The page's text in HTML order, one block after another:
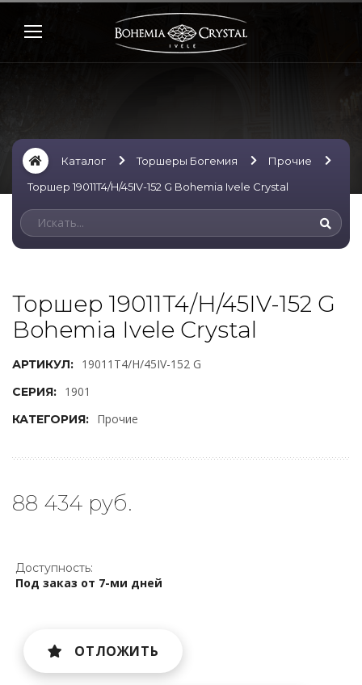
Каталог Торшеры Богемия
Прочие
Торшер 19011T4/H/45IV-152 G Bohemia Ivele Crystal
Торшер 19011T4/H/45IV-152 G
Bohemia Ivele Crystal
АРТИКУЛ: 19011T4/H/45IV-152 G
СЕРИЯ: 1901
КАТЕГОРИЯ: Прочие
88 434 руб.
Доступность:
Под заказ от 7-ми дней
ОТЛОЖИТЬ